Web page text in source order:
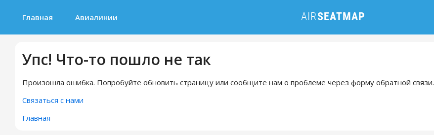
Главная Авиалинии
Упс! Что-то пошло не так
Произошла ошибка. Попробуйте обновить страницу или сообщите нам о проблеме через форму обратной связи.
Связаться с нами
Главная